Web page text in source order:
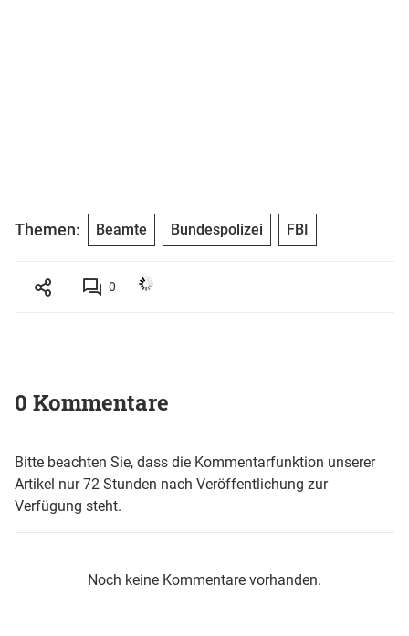
Themen: Beamte Bundespolizei FBI
0
0 Kommentare
Bitte beachten Sie, dass die Kommentarfunktion unserer
Artikel nur 72 Stunden nach Veröffentlichung zur
Verfügung steht.
Noch keine Kommentare vorhanden.